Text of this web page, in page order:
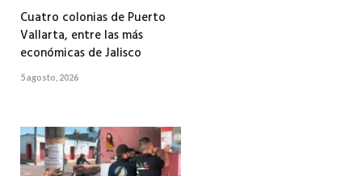
Cuatro colonias de Puerto
Vallarta, entre las más
económicas de Jalisco
5 agosto, 2026